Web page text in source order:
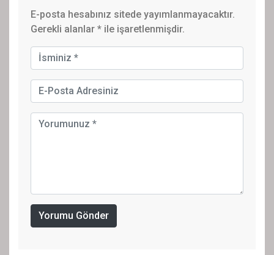
E-posta hesabınız sitede yayımlanmayacaktır.
Gerekli alanlar * ile işaretlenmişdir.
Yorumu Gönder